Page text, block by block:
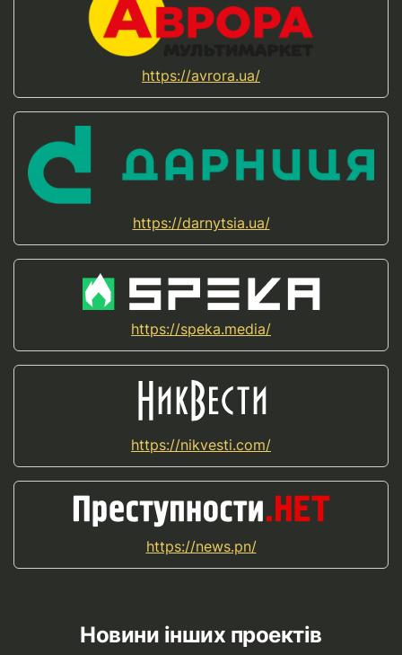
https://avrora.ua/
https://darnytsia.ua/
https://speka.media/
https://nikvesti.com/
https://news.pn/
Новини інших проектів